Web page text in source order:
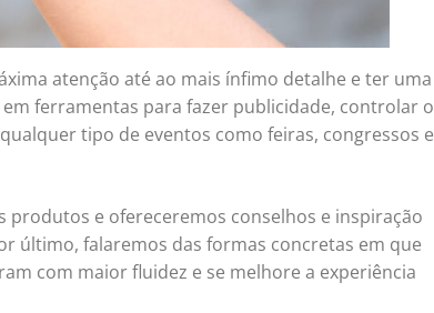
atenção até ao mais ínfimo detalhe e ter uma
ferramentas para fazer publicidade, controlar o
tipo de eventos como feiras, congressos e
e ofereceremos conselhos e inspiração
último, falaremos das formas concretas em que
com maior fluidez e se melhore a experiência